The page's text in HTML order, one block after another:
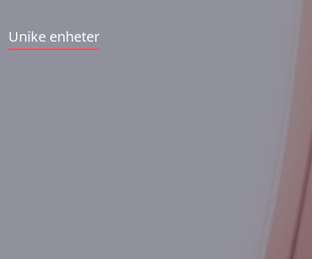
Unike enheter